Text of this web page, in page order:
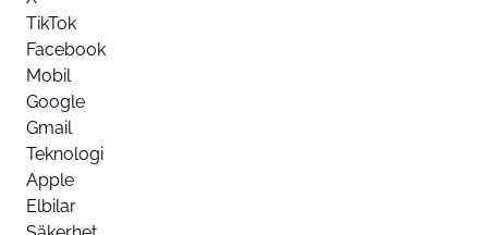
TikTok
Facebook
Mobil
Google
Gmail
Teknologi
Apple
Elbilar